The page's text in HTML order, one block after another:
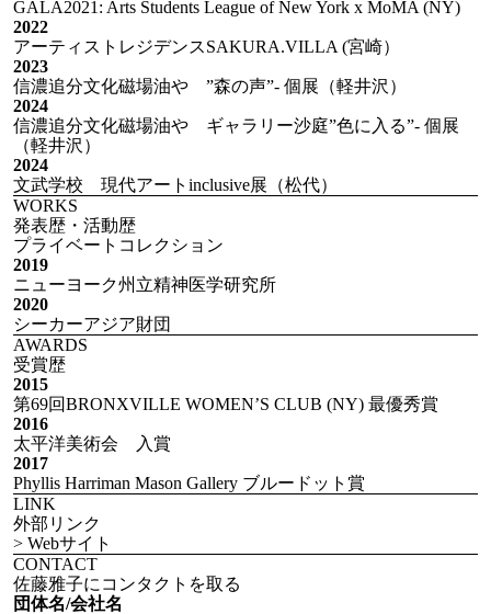
GALA2021: Arts Students League of New York x MoMA (NY)
2022
アーティストレジデンスSAKURA.VILLA (宮崎）
2023
信濃追分文化磁場油や ”森の声”- 個展（軽井沢）
2024
信濃追分文化磁場油や ギャラリー沙庭”色に入る”- 個展
（軽井沢）
2024
文武学校 現代アートinclusive展（松代）
WORKS
発表歴・活動歴
プライベートコレクション
2019
ニューヨーク州立精神医学研究所
2020
シーカーアジア財団
AWARDS
受賞歴
2015
第69回BRONXVILLE WOMEN’S CLUB (NY) 最優秀賞
2016
太平洋美術会 入賞
2017
Phyllis Harriman Mason Gallery ブルードット賞
LINK
外部リンク
> Webサイト
CONTACT
佐藤雅子にコンタクトを取る
団体名/会社名